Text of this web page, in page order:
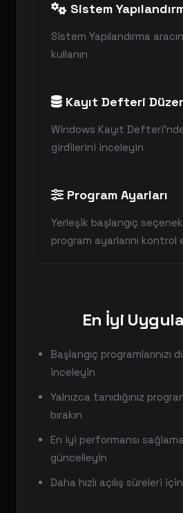
Sistem
Sistem Yapılandırma
kullanın
Kayıt Defteri
Windows Kayıt
girdilerini inceleyin
Program Ayarları
Yerleşik başlangıç
program ayarlarını kontrol
En İyi
Başlangıç programlarınızı
inceleyin
Yalnızca tanıdığınız
bırakın
En iyi performansı
güncelleyin
Daha hızlı açılış süreleri